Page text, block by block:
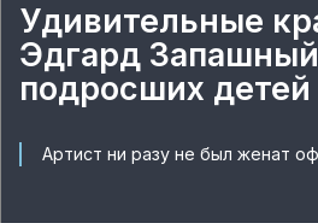
Удивительные
Эдгард
подросших детей
Артист ни разу не был женат